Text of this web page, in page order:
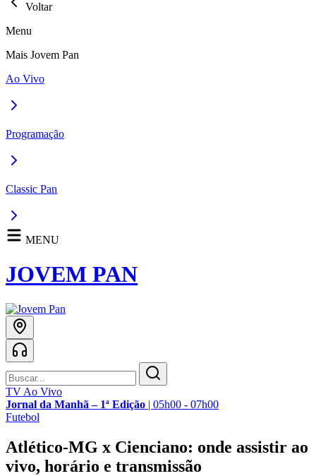
Voltar
Menu
Mais Jovem Pan
Ao Vivo
Programação
Classic Pan
MENU
JOVEM PAN
TV Ao Vivo
Jornal da Manhã – 1ª Edição | 05h00 - 07h00
Futebol
Atlético-MG x Cienciano: onde assistir ao
vivo, horário e transmissão